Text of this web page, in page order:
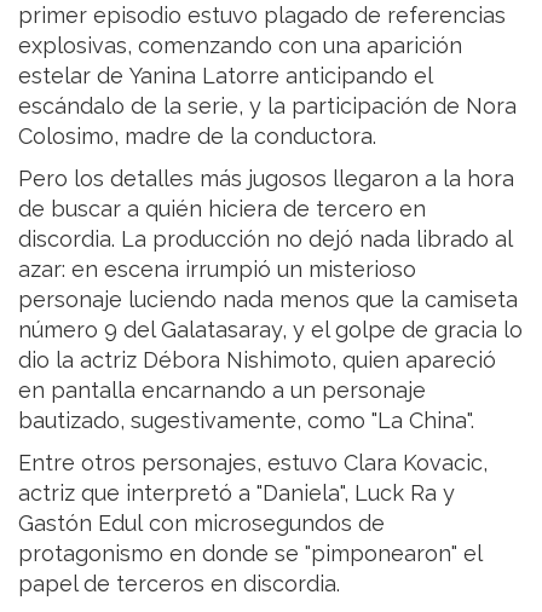
primer episodio estuvo plagado de referencias
explosivas, comenzando con una aparición
estelar de Yanina Latorre anticipando el
escándalo de la serie, y la participación de Nora
Colosimo, madre de la conductora.
Pero los detalles más jugosos llegaron a la hora
de buscar a quién hiciera de tercero en
discordia. La producción no dejó nada librado al
azar: en escena irrumpió un misterioso
personaje luciendo nada menos que la camiseta
número 9 del Galatasaray, y el golpe de gracia lo
dio la actriz Débora Nishimoto, quien apareció
en pantalla encarnando a un personaje
bautizado, sugestivamente, como "La China".
Entre otros personajes, estuvo Clara Kovacic,
actriz que interpretó a "Daniela", Luck Ra y
Gastón Edul con microsegundos de
protagonismo en donde se "pimponearon" el
papel de terceros en discordia.